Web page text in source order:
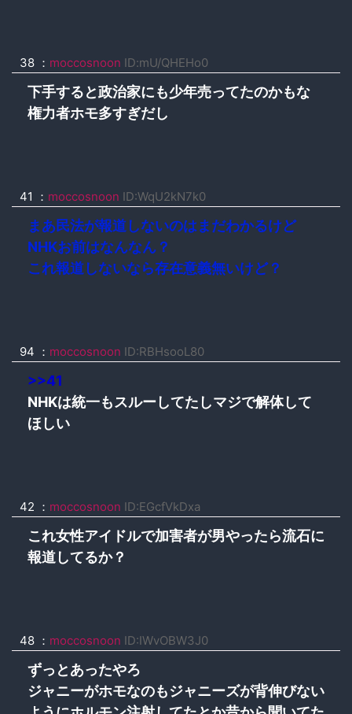
38 ： moccosnoon ID:mU/QHEHo0
下手すると政治家にも少年売ってたのかもな
権力者ホモ多すぎだし
41 ： moccosnoon ID:WqU2kN7k0
まあ民法が報道しないのはまだわかるけど
NHKお前はなんなん？
これ報道しないなら存在意義無いけど？
94 ： moccosnoon ID:RBHsooL80
>>41
NHKは統一もスルーしてたしマジで解体して
ほしい
42 ： moccosnoon ID:EGcfVkDxa
これ女性アイドルで加害者が男やったら流石に
報道してるか？
48 ： moccosnoon ID:IWvOBW3J0
ずっとあったやろ
ジャニーがホモなのもジャニーズが背伸びない